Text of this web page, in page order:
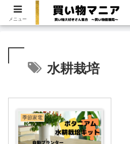
買い物大好きさん集合！
水耕栽培
季節家電
メニュー